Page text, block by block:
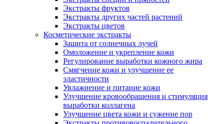
Экстракты фруктов
Экстракты других частей растений
Экстракты цветов
Косметические экстракты
Защита от солнечных лучей
Омоложение и укрепление кожи
Регулирование выработки кожного жира
Смягчение кожи и улучшение ее
эластичности
Увлажнение и питание кожи
Улучшение кровообращения и стимуляция
выработки коллагена
Улучшение цвета кожи и сужение пор